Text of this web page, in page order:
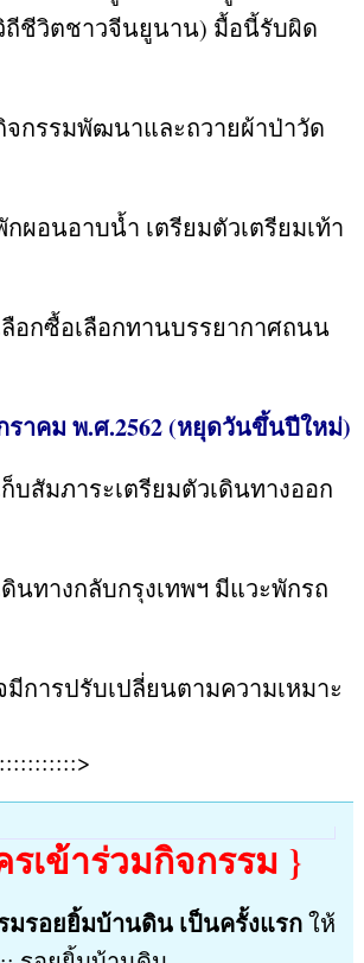
ชีวิตชาวจีนยูนาน) มื้อนี้รับผิด
กิจกรรมพัฒนาและถวายผ้าป่าวัด
กผอนอาบน้ำ เตรียมตัวเตรียมเท้า
ลือกซื้อเลือกทานบรรยากาศถนน
ราคม พ.ศ.2562 (หยุดวันขึ้นปีใหม่)
ก็บสัมภาระเตรียมตัวเดินทางออก
ดินทางกลับกรุงเทพฯ มีแวะพักรถ
การปรับเปลี่ยนตามความเหมาะ
เข้าร่วมกิจกรรม }
มรอยยิ้มบ้านดิน เป็นครั้งแรกให้